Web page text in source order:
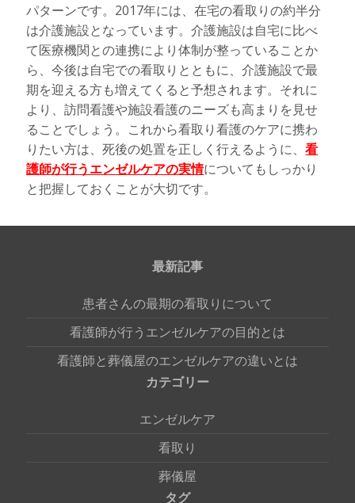
パターンです。2017年には、在宅の看取りの約半分
は介護施設となっています。介護施設は自宅に比べ
て医療機関との連携により体制が整っていることか
ら、今後は自宅での看取りとともに、介護施設で最
期を迎える方も増えてくると予想されます。それに
より、訪問看護や施設看護のニーズも高まりを見せ
ることでしょう。これから看取り看護のケアに携わ
りたい方は、死後の処置を正しく行えるように、看
護師が行うエンゼルケアの実情についてもしっかり
と把握しておくことが大切です。
最新記事
患者さんの最期の看取りについて
看護師が行うエンゼルケアの目的とは
看護師と葬儀屋のエンゼルケアの違いとは
カテゴリー
エンゼルケア
看取り
葬儀屋
タグ